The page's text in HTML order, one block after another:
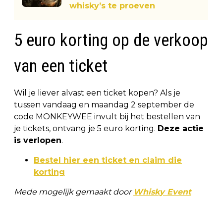
whisky’s te proeven
5 euro korting op de verkoop
van een ticket
Wil je liever alvast een ticket kopen? Als je
tussen vandaag en maandag 2 september de
code MONKEYWEE invult bij het bestellen van
je tickets, ontvang je 5 euro korting. Deze actie
is verlopen.
Bestel hier een ticket en claim die
korting
Mede mogelijk gemaakt door Whisky Event